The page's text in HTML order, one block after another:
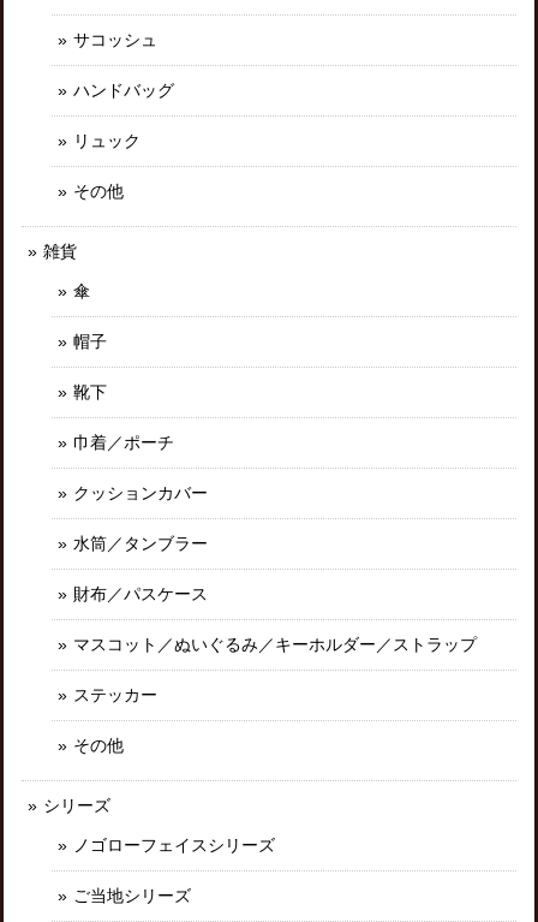
サコッシュ
ハンドバッグ
リュック
その他
雑貨
傘
帽子
靴下
巾着／ポーチ
クッションカバー
水筒／タンブラー
財布／パスケース
マスコット／ぬいぐるみ／キーホルダー／ストラップ
ステッカー
その他
シリーズ
ノゴローフェイスシリーズ
ご当地シリーズ